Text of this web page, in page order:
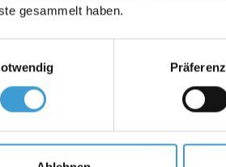
gesammelt haben.